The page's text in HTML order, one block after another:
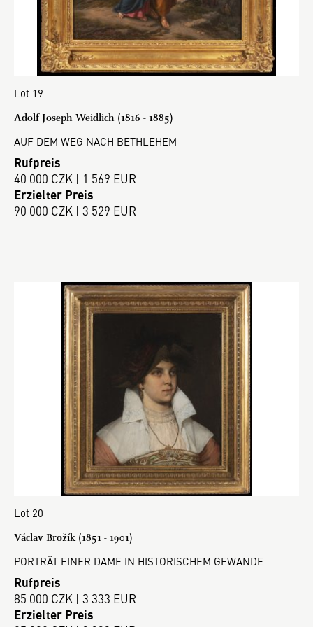
Lot 19
Adolf Joseph Weidlich (1816 - 1885)
AUF DEM WEG NACH BETHLEHEM
Rufpreis
40 000 CZK | 1 569 EUR
Erzielter Preis
90 000 CZK | 3 529 EUR
Lot 20
Václav Brožík (1851 - 1901)
PORTRÄT EINER DAME IN HISTORISCHEM GEWANDE
Rufpreis
85 000 CZK | 3 333 EUR
Erzielter Preis